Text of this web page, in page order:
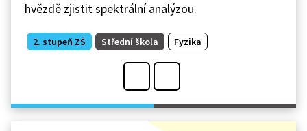
hvězdě zjistit spektrální analýzou.
2. stupeň ZŠ Střední škola Fyzika